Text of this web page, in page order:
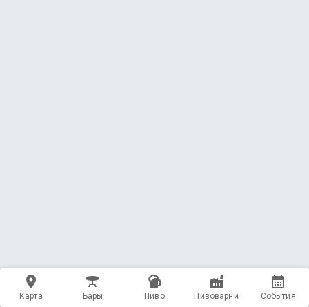
Карта Бары Пиво Пивоварни События